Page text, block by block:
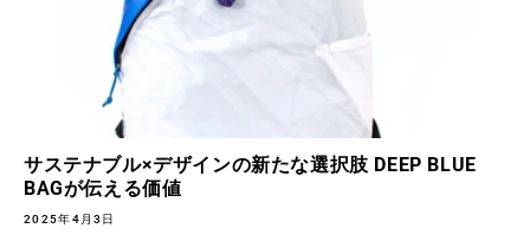
サステナブル×デザインの新たな選択肢 DEEP BLUE
BAGが伝える価値
2025年4月3日